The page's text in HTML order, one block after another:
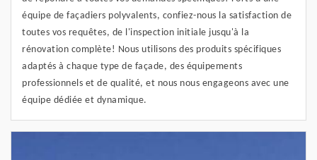
équipe de façadiers polyvalents, confiez-nous la satisfaction de
toutes vos requêtes, de l'inspection initiale jusqu'à la
rénovation complète! Nous utilisons des produits spécifiques
adaptés à chaque type de façade, des équipements
professionnels et de qualité, et nous nous engageons avec une
équipe dédiée et dynamique.